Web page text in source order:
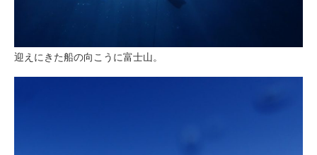
迎えにきた船の向こうに富士山。